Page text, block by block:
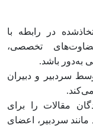
در رابطه با
تخصصی،
به‌دور باشد.
سردبیر و دبیران
مقالات را برای
سردبیر، اعضای